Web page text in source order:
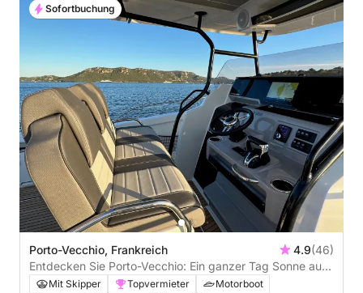
Porto-Vecchio, Frankreich 4.9(46)
Entdecken Sie Porto-Vecchio: Ein ganzer Tag Sonne auf
einem Motorboot
Mit Skipper Topvermieter
Motorboot
Sofortbuchung